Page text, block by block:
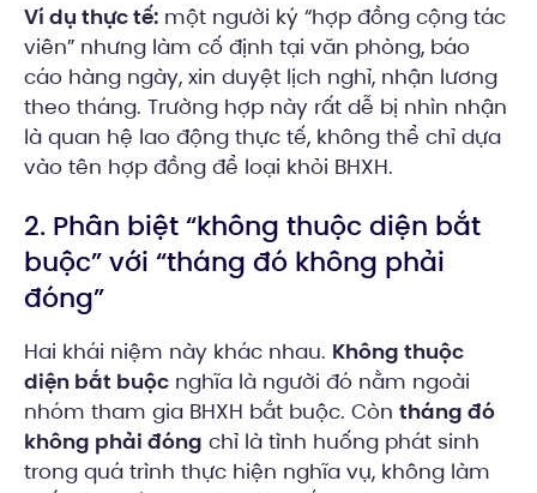
Ví dụ thực tế: một người ký “hợp đồng cộng tác
viên” nhưng làm cố định tại văn phòng, báo
cáo hàng ngày, xin duyệt lịch nghỉ, nhận lương
theo tháng. Trường hợp này rất dễ bị nhìn nhận
là quan hệ lao động thực tế, không thể chỉ dựa
vào tên hợp đồng để loại khỏi BHXH.
2. Phân biệt “không thuộc diện bắt
buộc” với “tháng đó không phải
đóng”
Hai khái niệm này khác nhau. Không thuộc
diện bắt buộc nghĩa là người đó nằm ngoài
nhóm tham gia BHXH bắt buộc. Còn tháng đó
không phải đóng chỉ là tình huống phát sinh
trong quá trình thực hiện nghĩa vụ, không làm